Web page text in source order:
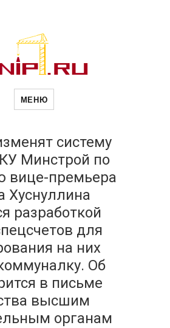
Новости
и
рубрики
МЕНЮ
систему
Минстрой по
вице-премьера
Хуснуллина
разработкой
для
на них
Об
в письме
высшим
органам